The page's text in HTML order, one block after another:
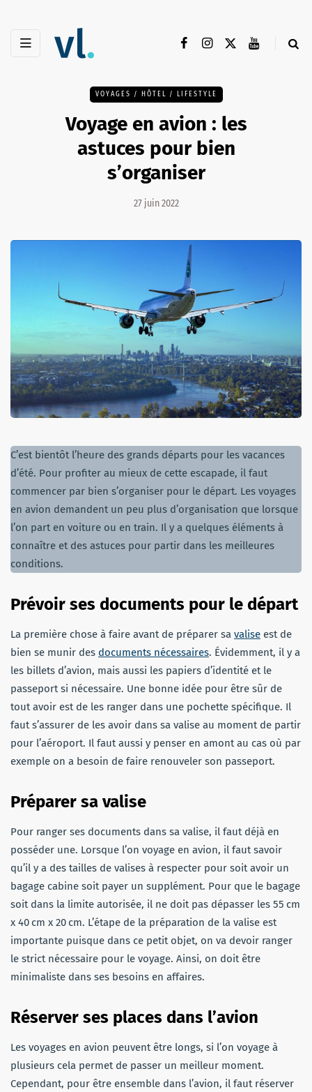
VOYAGES / HÔTEL / LIFESTYLE
Voyage en avion : les
astuces pour bien
s’organiser
27 juin 2022
C’est bientôt l’heure des grands départs pour les vacances
d’été. Pour profiter au mieux de cette escapade, il faut
commencer par bien s’organiser pour le départ. Les voyages
en avion demandent un peu plus d’organisation que lorsque
l’on part en voiture ou en train. Il y a quelques éléments à
connaître et des astuces pour partir dans les meilleures
conditions.
Prévoir ses documents pour le départ
La première chose à faire avant de préparer sa valise est de
bien se munir des documents nécessaires. Évidemment, il y a
les billets d’avion, mais aussi les papiers d’identité et le
passeport si nécessaire. Une bonne idée pour être sûr de
tout avoir est de les ranger dans une pochette spécifique. Il
faut s’assurer de les avoir dans sa valise au moment de partir
pour l’aéroport. Il faut aussi y penser en amont au cas où par
exemple on a besoin de faire renouveler son passeport.
Préparer sa valise
Pour ranger ses documents dans sa valise, il faut déjà en
posséder une. Lorsque l’on voyage en avion, il faut savoir
qu’il y a des tailles de valises à respecter pour soit avoir un
bagage cabine soit payer un supplément. Pour que le bagage
soit dans la limite autorisée, il ne doit pas dépasser les 55 cm
x 40 cm x 20 cm. L’étape de la préparation de la valise est
importante puisque dans ce petit objet, on va devoir ranger
le strict nécessaire pour le voyage. Ainsi, on doit être
minimaliste dans ses besoins en affaires.
Réserver ses places dans l’avion
Les voyages en avion peuvent être longs, si l’on voyage à
plusieurs cela permet de passer un meilleur moment.
Cependant, pour être ensemble dans l’avion, il faut réserver